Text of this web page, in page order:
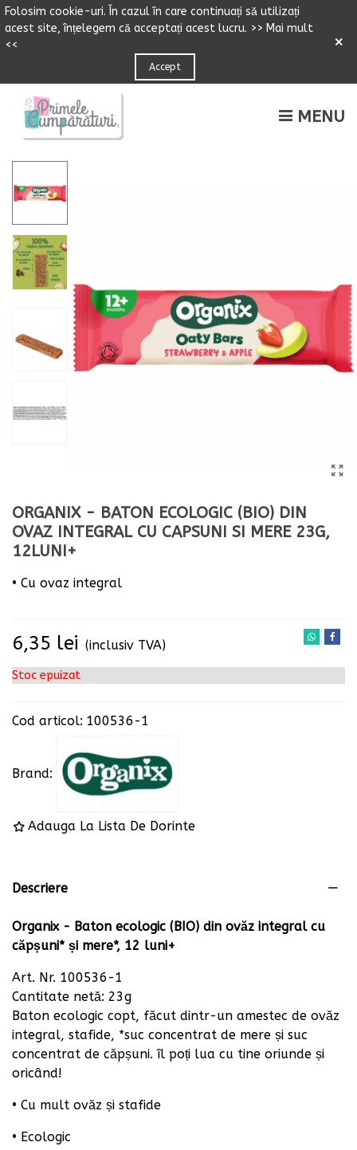
Folosim cookie-uri. n cazulîn care continuați să utilizați
acest site,înțelegem că acceptați acest lucru. >> Mai mult
<<
Accept
×
MENU
ORGANIX - BATON ECOLOGIC (BIO) DIN
OVAZ INTEGRAL CU CAPSUNI SI MERE 23G,
12LUNI+
• Cu ovaz integral
6,35 lei (inclusiv TVA)
Stoc epuizat
Cod articol: 100536-1
Brand:
Adauga La Lista De Dorinte
Descriere
Organix - Baton ecologic (BIO) din ovăz integral cu
căpșuni* și mere*, 12 luni+
Art. Nr. 100536-1
Cantitate netă: 23g
Baton ecologic copt, făcut dintr-un amestec de ovăz
integral, stafide, *suc concentrat de mere și suc
concentrat de căpșuni. îl poți lua cu tine oriunde și
oricând!
• Cu mult ovăz și stafide
• Ecologic